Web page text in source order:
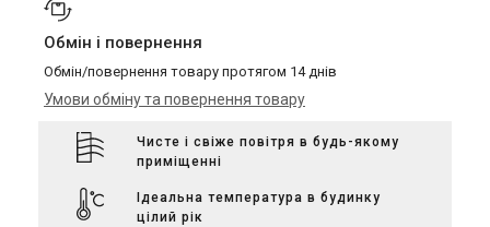
Обмін і повернення
Обмін/повернення товару протягом 14 днів
Умови обміну та повернення товару
Чисте і свіже повітря в будь-якому
приміщенні
Ідеальна температура в будинку
цілий рік